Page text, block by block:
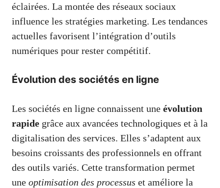
éclairées. La montée des réseaux sociaux
influence les stratégies marketing. Les tendances
actuelles favorisent l’intégration d’outils
numériques pour rester compétitif.
Évolution des sociétés en ligne
Les sociétés en ligne connaissent une évolution
rapide grâce aux avancées technologiques et à la
digitalisation des services. Elles s’adaptent aux
besoins croissants des professionnels en offrant
des outils variés. Cette transformation permet
une optimisation des processus et améliore la